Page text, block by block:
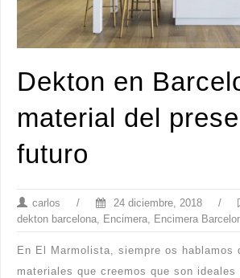
Dekton en
material del
futuro
carlos / 24 diciembre, 2018 /
dekton barcelona, Encimera, Encimera
En El Marmolista, siempre os hablamos
materiales que creemos que son